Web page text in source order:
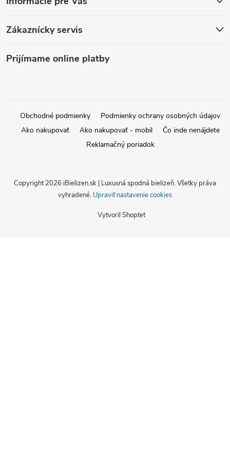
Zákaznícky servis
Prijímame online platby
Obchodné podmienky
Podmienky ochrany osobných údajov
Ako nakupovať
Ako nakupovať - mobil
Čo inde nenájdete
Reklamačný poriadok
Vytvoril Shoptet
Copyright 2026 iBielizen.sk | Luxusná spodná bielizeň. Všetky práva
vyhradené. Upraviť nastavenie cookies